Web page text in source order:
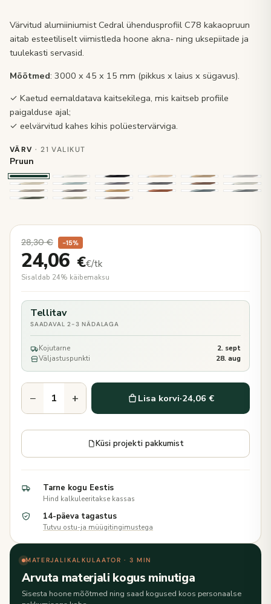
Värvitud alumiiniumist Cedral ühendusprofiil C78 kakaopruun
aitab esteetiliselt viimistleda hoone akna- ning uksepiitade ja
tuulekasti servasid.
Mõõtmed: 3000 x 45 x 15 mm (pikkus x laius x sügavus).
✓ Kaetud eemaldatava kaitsekilega, mis kaitseb profiile
paigalduse ajal;
✓ eelvärvitud kahes kihis polüestervärviga.
VÄRV · 21 VALIKUT
Pruun
28,30€ −15%
24,06 €€/tk
Sisaldab 24% käibemaksu
Tellitav
SAADAVAL 2-3 NÄDALAGA
Kojutarne
2. sept
Väljastuspunkti
28. aug
− + Lisa korvi·24,06 €
Küsi projekti pakkumist
Tarne kogu Eestis
Hind kalkuleeritakse kassas
14-päeva tagastus
Tutvu ostu-ja müügitingimustega
MATERJALIKALKULAATOR · 3 MIN
Arvuta materjali kogus minutiga
Sisesta hoone mõõtmed ning saad kogused koos personaalse